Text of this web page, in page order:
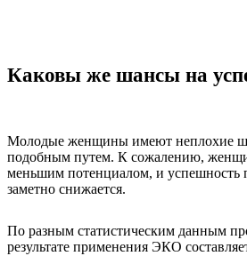
Каковы же шансы на
Молодые женщины имеют неплохие
подобным путем. К сожалению,
меньшим потенциалом, и
заметно снижается.
По разным статистическим данным
результате применения ЭКО